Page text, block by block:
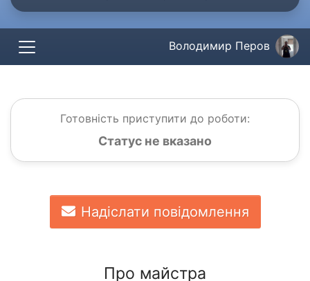
Володимир Перов
Готовність приступити до роботи:
Статус не вказано
Надіслати повідомлення
Про майстра